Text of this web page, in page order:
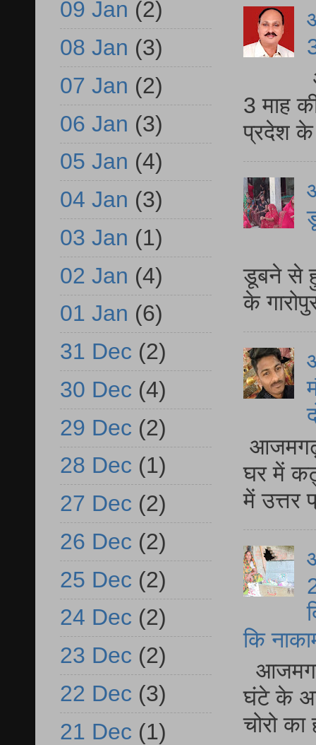
3 माह
प्रदेश
डूबने से
के
घर में
में
कि
घंटे के
चोरो
09 Jan (2)
08 Jan (3)
07 Jan (2)
06 Jan (3)
05 Jan (4)
04 Jan (3)
03 Jan (1)
02 Jan (4)
01 Jan (6)
31 Dec (2)
30 Dec (4)
29 Dec (2)
28 Dec (1)
27 Dec (2)
26 Dec (2)
25 Dec (2)
24 Dec (2)
23 Dec (2)
22 Dec (3)
21 Dec (1)